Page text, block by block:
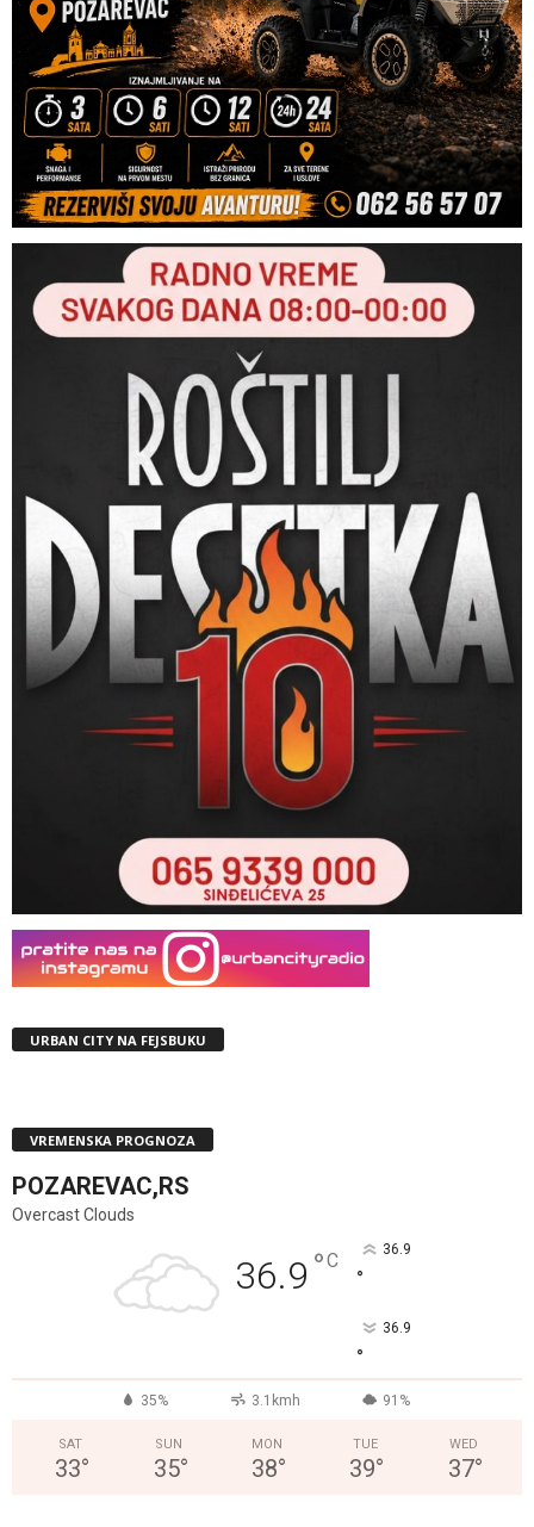
URBAN CITY NA FEJSBUKU
VREMENSKA PROGNOZA
POZAREVAC,RS
Overcast Clouds
36.9 °C 36.9
°
36.9
°
35% 3.1kmh 91%
SAT
33°
SUN
35°
MON
38°
TUE
39°
WED
37°